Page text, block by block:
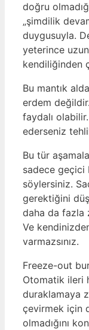
doğru
„şimdilik
duygusuyla.
yeterince
kendiliğinden
Bu mantık
erdem
faydalı
ederseniz
Bu tür
sadece geçici
söylersiniz.
gerektiğini
daha da fazla
Ve
varmazsınız.
Freeze-out
Otomatik ileri
duraklamaya
çevirmek için
olmadığını